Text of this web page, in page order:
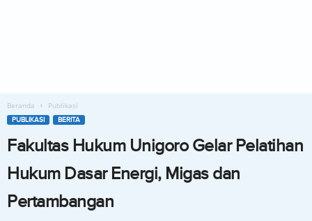
Beranda Publikasi
PUBLIKASI BERITA
Fakultas Hukum Unigoro Gelar Pelatihan
Hukum Dasar Energi, Migas dan
Pertambangan